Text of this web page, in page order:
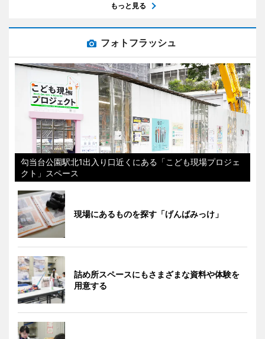
もっと見る
フォトフラッシュ
勾当台公園駅北1出入り口近くにある「こども現場プロジェ
クト」スペース
現場にあるものを探す「げんばみっけ」
詰め所スペースにもさまざまな資料や体験を
用意する